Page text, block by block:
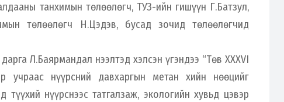
танхимын төлөөлөгч, ТУЗ-ийн гишүүн Г.Батзул,
төлөөлөгч Н.Цэдэв, бусад зочид төлөөлөгчид
Л.Баярмандал нээлтэд хэлсэн үгэндээ “Төв XXXVI
учраас нүүрсний давхаргын метан хийн нөөцийг
нүүрснээс татгалзаж, экологийн хувьд цэвэр